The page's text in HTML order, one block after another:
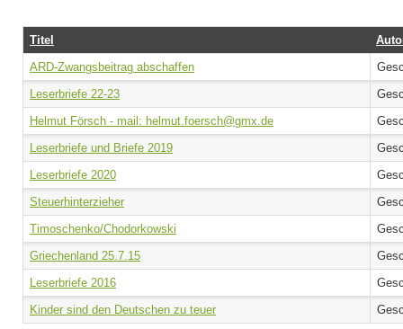
Titel
ARD-Zwangsbeitrag abschaffen
Leserbriefe 22-23
Helmut Försch - mail: helmut.foersch@gmx.de
Leserbriefe und Briefe 2019
Leserbriefe 2020
Steuerhinterzieher
Timoschenko/Chodorkowski
Griechenland 25.7.15
Leserbriefe 2016
Kinder sind den Deutschen zu teuer